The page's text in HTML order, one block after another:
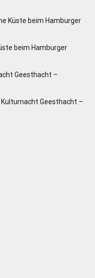
Küste beim Hamburger
beim Hamburger
Geesthacht –
Kulturnacht Geesthacht –